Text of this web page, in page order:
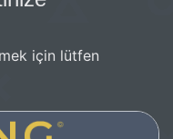
için lütfen